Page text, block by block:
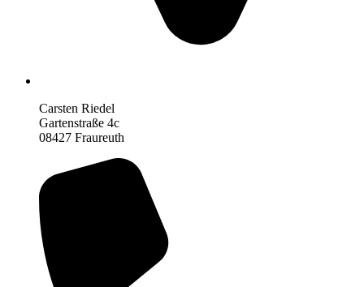
Carsten Riedel
Gartenstraße 4c
08427 Fraureuth